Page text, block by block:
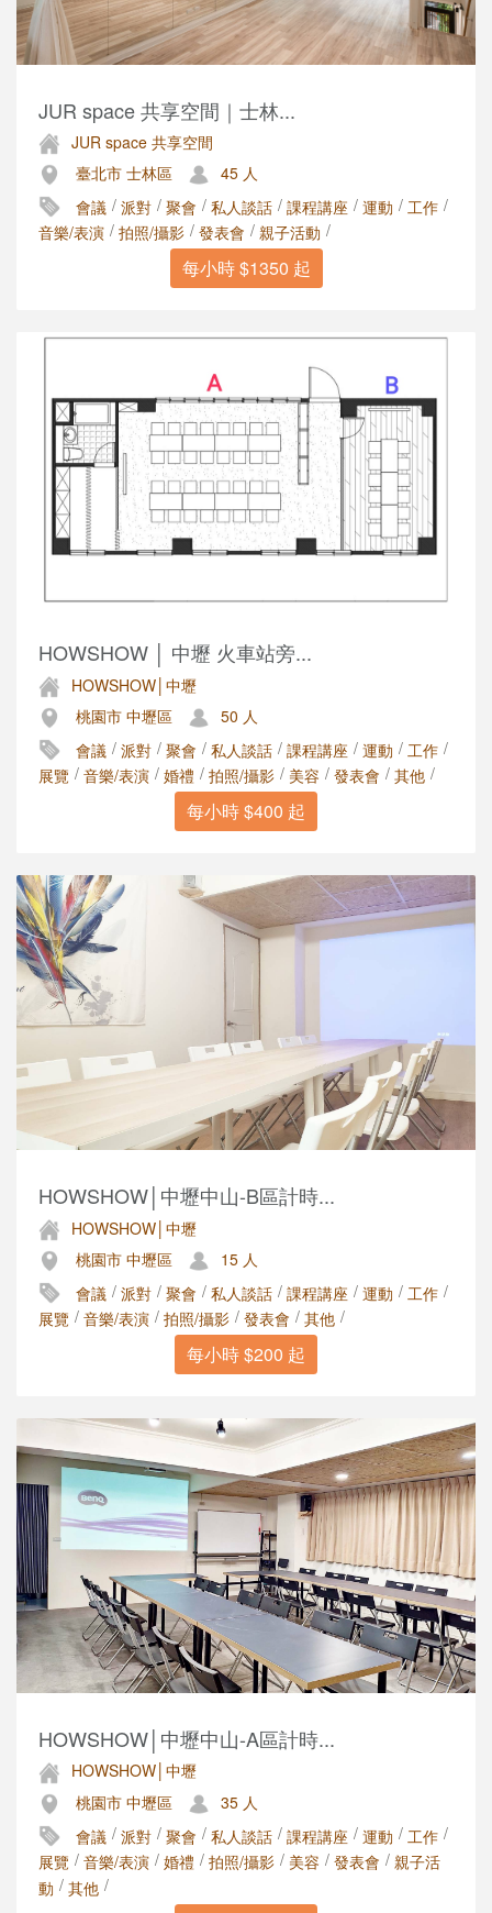
JUR space 共享空間｜士林...
JUR space 共享空間
臺北市 士林區
45 人
會議 / 派對 / 聚會 / 私人談話 / 課程講座 / 運動 / 工作 /
音樂/表演 / 拍照/攝影 / 發表會 / 親子活動 /
每小時 $1350 起
HOWSHOW │ 中壢 火車站旁...
HOWSHOW│中壢
桃園市 中壢區
50 人
會議 / 派對 / 聚會 / 私人談話 / 課程講座 / 運動 / 工作 /
展覽 / 音樂/表演 / 婚禮 / 拍照/攝影 / 美容 / 發表會 / 其他 /
每小時 $400 起
HOWSHOW│中壢中山-B區計時...
HOWSHOW│中壢
桃園市 中壢區
15 人
會議 / 派對 / 聚會 / 私人談話 / 課程講座 / 運動 / 工作 /
展覽 / 音樂/表演 / 拍照/攝影 / 發表會 / 其他 /
每小時 $200 起
HOWSHOW│中壢中山-A區計時...
HOWSHOW│中壢
桃園市 中壢區
35 人
會議 / 派對 / 聚會 / 私人談話 / 課程講座 / 運動 / 工作 /
展覽 / 音樂/表演 / 婚禮 / 拍照/攝影 / 美容 / 發表會 / 親子活
動 / 其他 /